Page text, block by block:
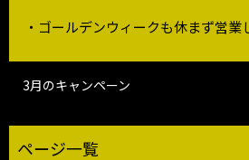
・ゴールデンウィークも休まず営業
3月のキャンペーン